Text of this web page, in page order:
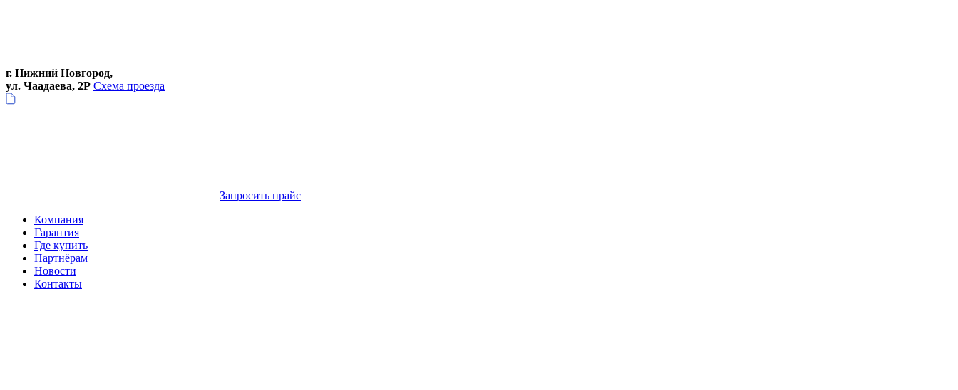
г. Нижний Новгород,
ул. Чаадаева, 2Р Схема проезда
Запросить прайс
Компания
Гарантия
Где купить
Партнёрам
Новости
Контакты